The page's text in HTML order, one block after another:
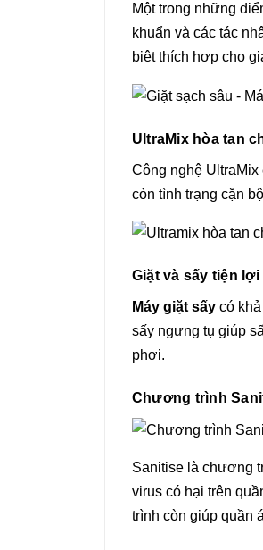
Một trong những
khuẩn và các tác
biệt thích hợp cho
UltraMix hòa tan
Công nghệ
còn tình trạng cặn
Giặt và sấy tiện lợi
Máy giặt sấy có
sấy ngưng tụ giúp
phơi.
Chương trình
Sanitise là chương
virus có hại trên
trình còn giúp quần